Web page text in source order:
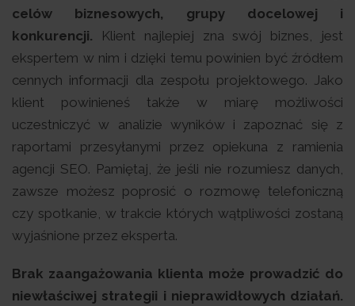
celów biznesowych, grupy docelowej i
konkurencji. Klient najlepiej zna swój biznes, jest
ekspertem w nim i dzięki temu powinien być źródłem
cennych informacji dla zespołu projektowego. Jako
klient powinieneś także w miarę możliwości
uczestniczyć w analizie wyników i zapoznać się z
raportami przesyłanymi przez opiekuna z ramienia
agencji SEO. Pamiętaj, że jeśli nie rozumiesz danych,
zawsze możesz poprosić o rozmowę telefoniczną
czy spotkanie, w trakcie których wątpliwości zostaną
wyjaśnione przez eksperta.
Brak zaangażowania klienta może prowadzić do
niewłaściwej strategii i nieprawidłowych działań.